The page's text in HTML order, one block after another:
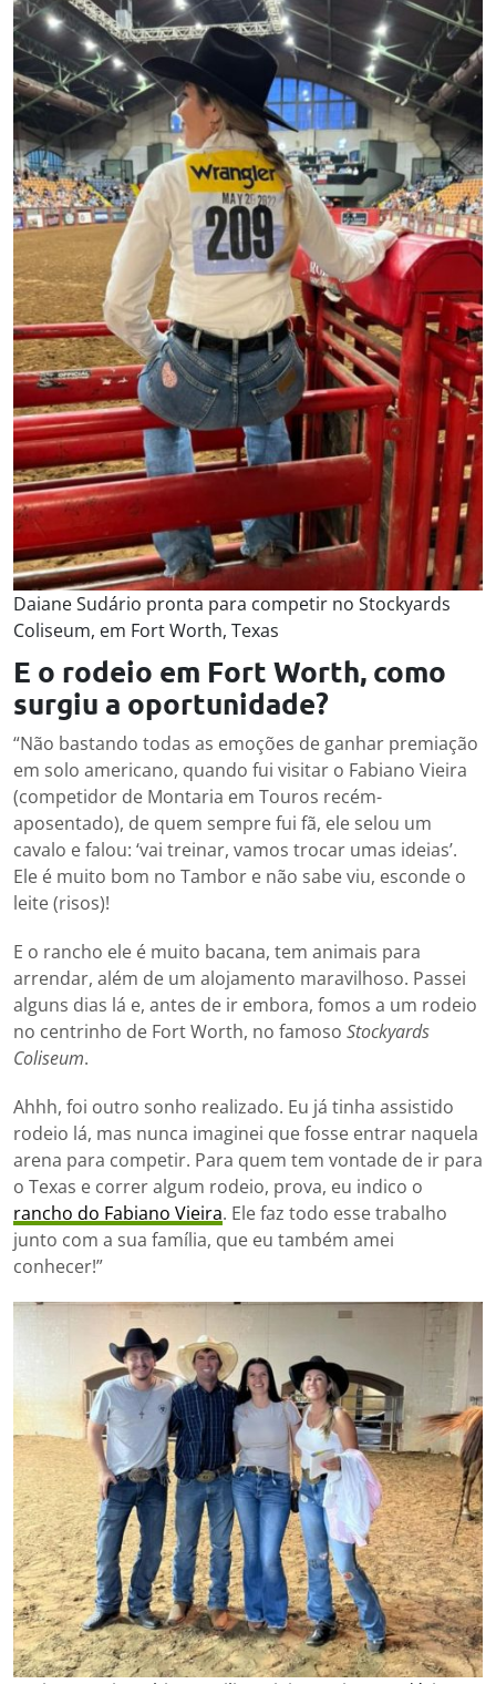
Daiane Sudário pronta para competir no Stockyards
Coliseum, em Fort Worth, Texas
E o rodeio em Fort Worth, como
surgiu a oportunidade?
“Não bastando todas as emoções de ganhar premiação
em solo americano, quando fui visitar o Fabiano Vieira
(competidor de Montaria em Touros recém-
aposentado), de quem sempre fui fã, ele selou um
cavalo e falou: ‘vai treinar, vamos trocar umas ideias’.
Ele é muito bom no Tambor e não sabe viu, esconde o
leite (risos)!
E o rancho ele é muito bacana, tem animais para
arrendar, além de um alojamento maravilhoso. Passei
alguns dias lá e, antes de ir embora, fomos a um rodeio
no centrinho de Fort Worth, no famoso Stockyards
Coliseum.
Ahhh, foi outro sonho realizado. Eu já tinha assistido
rodeio lá, mas nunca imaginei que fosse entrar naquela
arena para competir. Para quem tem vontade de ir para
o Texas e correr algum rodeio, prova, eu indico o
rancho do Fabiano Vieira. Ele faz todo esse trabalho
junto com a sua família, que eu também amei
conhecer!”